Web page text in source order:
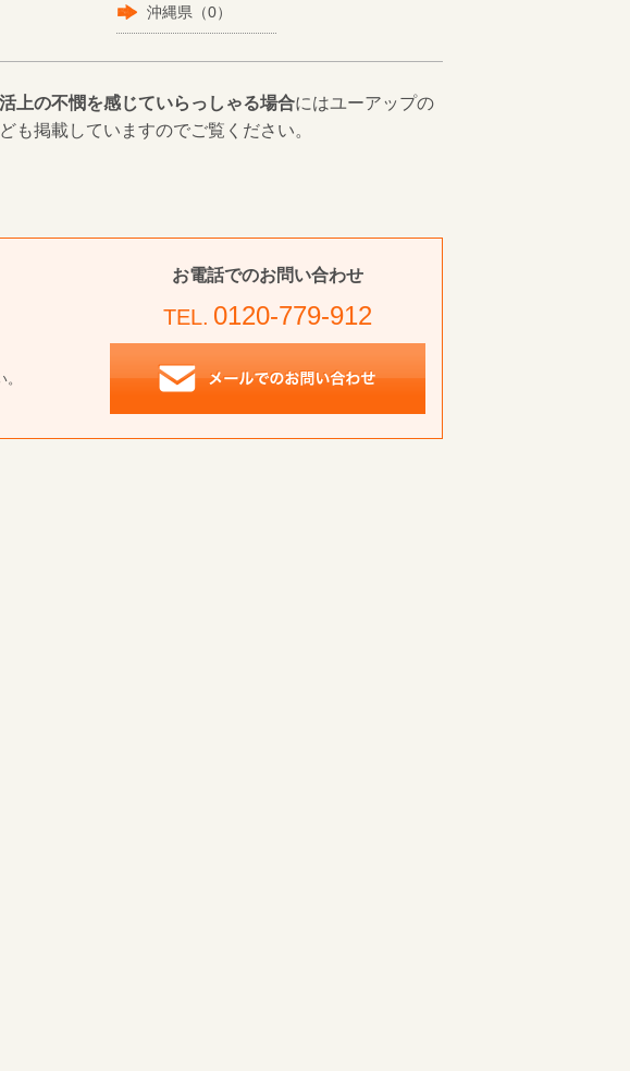
沖縄県（0）
上の不憫を感じていらっしゃる場合にはユーアップの
も掲載していますのでご覧ください。
お電話でのお問い合わせ
TEL. 0120-779-912